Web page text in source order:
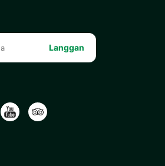
Langgan